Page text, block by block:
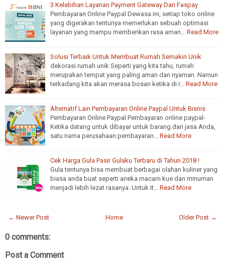
3 Kelebihan Layanan Payment Gateway Dari Faspay
Pembayaran Online Paypal Dewasa ini, setiap toko online
yang digerakan tentunya memerlukan sebuah optimasi
layanan yang mampu memberikan rasa aman…
Read More
Solusi Terbaik Untuk Membuat Rumah Semakin Unik
dekorasi rumah unik Seperti yang kita tahu, rumah
merupakan tempat yang paling aman dan nyaman. Namun
terkadang kita akan merasa bosan ketika di r…
Read More
Alternatif Lain Pembayaran​ ​Online​ ​Paypal Untuk Bisnis
Pembayaran​ ​Online​ ​Paypal Pembayaran​ ​online​ ​paypal-
Ketika datang untuk dibayar untuk barang dan jasa Anda,
satu nama perusahaan pembayaran…
Read More
Cek Harga Gula Pasir Gulaku Terbaru di Tahun 2018 !
Gula tentunya bisa membuat berbagai olahan kuliner yang
biasa anda buat seperti aneka macam kue dan minuman
menjadi lebih lezat rasanya. Untuk it…
Read More
← Newer Post Older Post →
Home
0 comments:
Post a Comment